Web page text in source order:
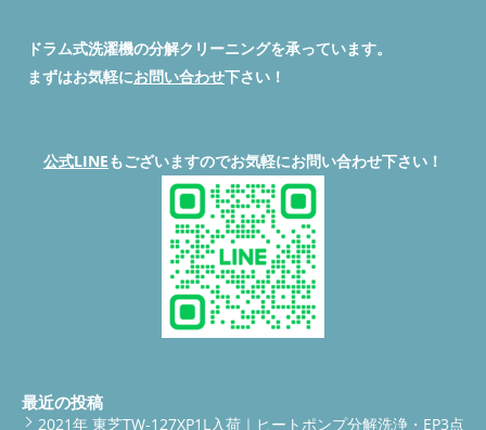
ドラム式洗濯機の分解クリーニングを承っています。
まずはお気軽にお問い合わせ下さい！
公式LINEもございますのでお気軽にお問い合わせ下さい！
最近の投稿
2021年 東芝TW-127XP1L入荷｜ヒートポンプ分解洗浄・EP3点